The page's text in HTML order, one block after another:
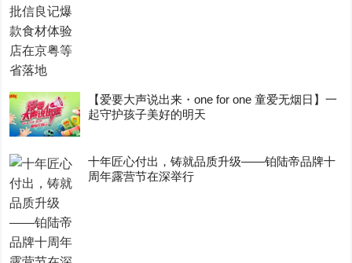
【爱要大声说出来・one for one 童爱无烟日】一
起守护孩子美好的明天
十年匠心付出，铸就品质升级——铂陆帝品牌十
周年露营节在深举行